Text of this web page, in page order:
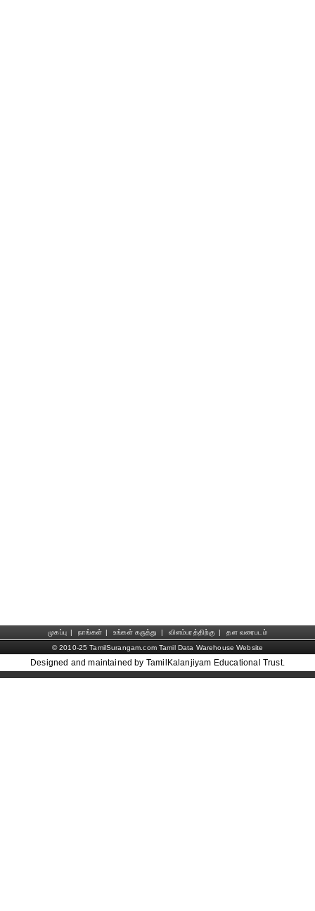
முகப்பு | நாங்கள் | உங்கள் கருத்து | விளம்பரத்திற்கு |
தள வரைபடம்
© 2010-25 TamilSurangam.com Tamil Data Warehouse Website
Designed and maintained by TamilKalanjiyam Educational Trust.